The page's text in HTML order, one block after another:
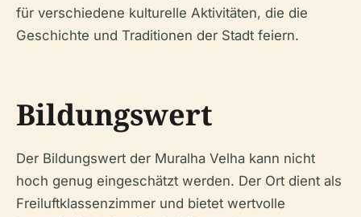
für verschiedene kulturelle Aktivitäten, die die
Geschichte und Traditionen der Stadt feiern.
Bildungswert
Der Bildungswert der Muralha Velha kann nicht
hoch genug eingeschätzt werden. Der Ort dient als
Freiluftklassenzimmer und bietet wertvolle